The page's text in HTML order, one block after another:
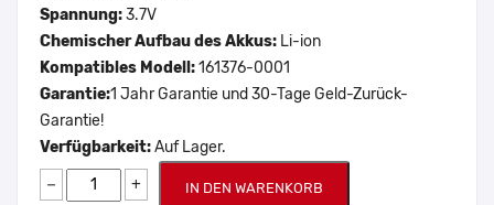
Spannung:3.7V
Chemischer Aufbau des Akkus: Li-ion
Kompatibles Modell:161376-0001
Garantie:1 Jahr Garantie und 30-Tage Geld-Zurück-
Garantie!
Verfügbarkeit:Auf Lager.
− + IN DEN WARENKORB